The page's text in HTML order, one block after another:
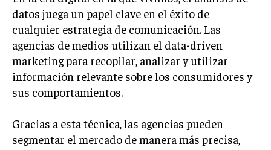
RECURSOS HUMANOS Y GESTIÓN DEL
TALENTO
COMPENSACIÓN Y BENEFICIOS
RECLUTAMIENTO Y SELECCIÓN
DESARROLLO DE PERSONAL
CULTURA Y CLIMA ORGANIZACIONAL
datos juega un papel clave en el éxito de
cualquier estrategia de comunicación. Las
agencias de medios utilizan el data-driven
marketing para recopilar, analizar y utilizar
información relevante sobre los consumidores y
sus comportamientos.
Gracias a esta técnica, las agencias pueden
segmentar el mercado de manera más precisa,